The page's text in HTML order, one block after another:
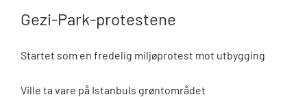
Gezi-Park-protestene
Startet som en fredelig miljøprotest mot utbygging
Ville ta vare på Istanbuls grøntområdet